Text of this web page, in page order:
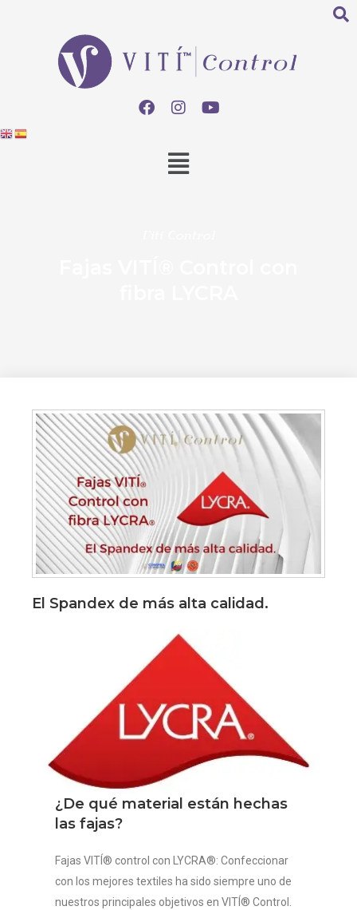
El Spandex de más alta calidad.
¿De qué material están hechas
las fajas?
Fajas VITÍ® control con LYCRA®: Confeccionar
con los mejores textiles ha sido siempre uno de
nuestros principales objetivos en VITÍ® Control.